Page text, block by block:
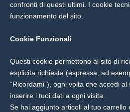
confronti di questi ultimi. I cookie
funzionamento del sito.
Cookie Funzionali
Questi cookie permettono al sito di
esplicita richiesta (espressa, ad
“Ricordami”), ogni volta che accedi
inserire i tuoi dati a ogni visita.
Se hai aggiunto articoli al tuo carrello